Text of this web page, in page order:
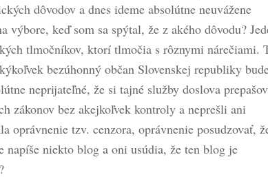
dôvodov a dnes ideme absolútne neuvážene
keď som sa spýtal, že z akého dôvodu?
tlmočníkov, ktorí tlmočia s rôznymi nárečiami.
bezúhonný občan Slovenskej republiky
neprijateľné, že si tajné služby doslova
zákonov bez akejkoľvek kontroly a neprešli ani
oprávnenie tzv. cenzora, oprávnenie posudzovať,
napíše niekto blog a oni usúdia, že ten blog je